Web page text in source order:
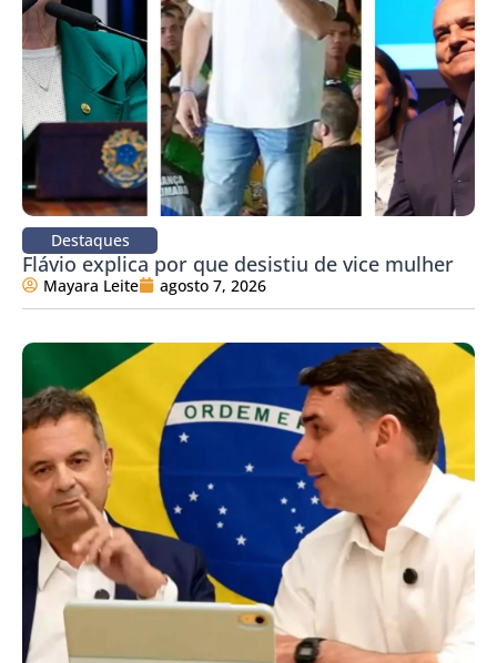
Destaques
Flávio explica por que desistiu de vice mulher
Mayara Leite agosto 7, 2026